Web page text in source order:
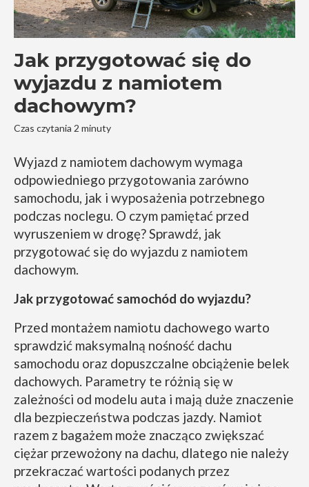
Jak przygotować się do
wyjazdu z namiotem
dachowym?
Czas czytania 2 minuty
Wyjazd z namiotem dachowym wymaga
odpowiedniego przygotowania zarówno
samochodu, jak i wyposażenia potrzebnego
podczas noclegu. O czym pamiętać przed
wyruszeniem w drogę? Sprawdź, jak
przygotować się do wyjazdu z namiotem
dachowym.
Jak przygotować samochód do wyjazdu?
Przed montażem namiotu dachowego warto
sprawdzić maksymalną nośność dachu
samochodu oraz dopuszczalne obciążenie belek
dachowych. Parametry te różnią się w
zależności od modelu auta i mają duże znaczenie
dla bezpieczeństwa podczas jazdy. Namiot
razem z bagażem może znacząco zwiększać
ciężar przewożony na dachu, dlatego nie należy
przekraczać wartości podanych przez